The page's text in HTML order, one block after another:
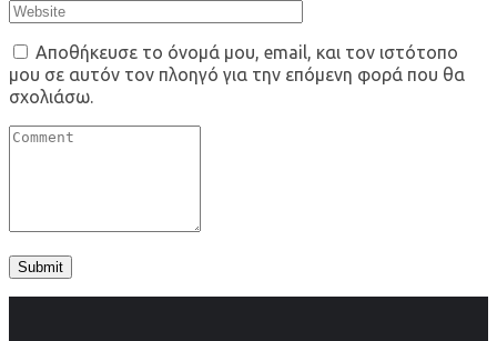
Αποθήκευσε το όνομά μου, email, και τον ιστότοπο
μου σε αυτόν τον πλοηγό για την επόμενη φορά που θα
σχολιάσω.